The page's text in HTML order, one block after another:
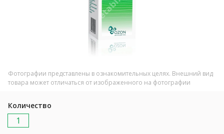
Фотографии представлены в ознакомительных целях. Внешний вид
товара может отличаться от изображенного на фотографии
Количество
1